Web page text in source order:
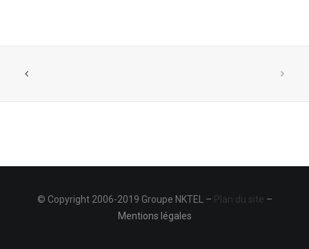
© Copyright 2006-2019 Groupe NKTEL – Plan du site –
Mentions légales